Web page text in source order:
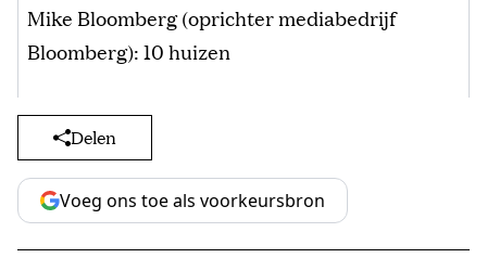
Mike Bloomberg (oprichter mediabedrijf
Bloomberg): 10 huizen
Delen
Voeg ons toe als voorkeursbron